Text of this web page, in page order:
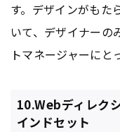
す。デザインがもた
いて、デザイナーの
トマネージャーにと
10.Webディレク
インドセット